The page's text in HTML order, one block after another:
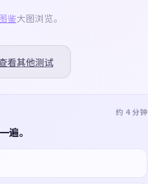
鉴大图浏览。
看其他测试
约 4 分钟
遍。